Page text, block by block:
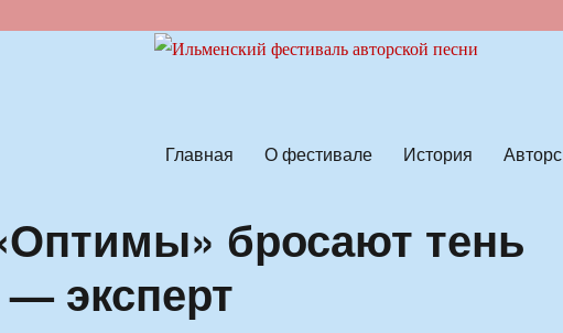
Главная О фестивале История
бросают тень
— эксперт